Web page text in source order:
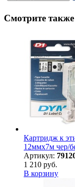
Смотрите также
Картридж к
12ммх7м чер/
Артикул:
1 210 руб.
В корзину